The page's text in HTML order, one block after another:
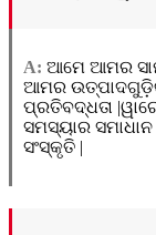
A: ଆମେ ଆମର
ଆମର
ପ୍ରତିବଦ୍ଧତା
ସମସ୍ୟାର
ସଂସ୍କୃତି |